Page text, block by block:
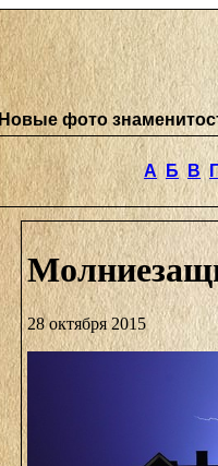
Новые фото
А Б В Г
28 октября 2015